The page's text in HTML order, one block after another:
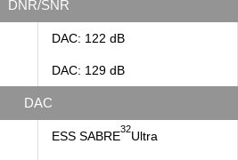
DNR/SNR
DAC: 122 dB
DAC: 129 dB
DAC
ESS SABRE32Ultra